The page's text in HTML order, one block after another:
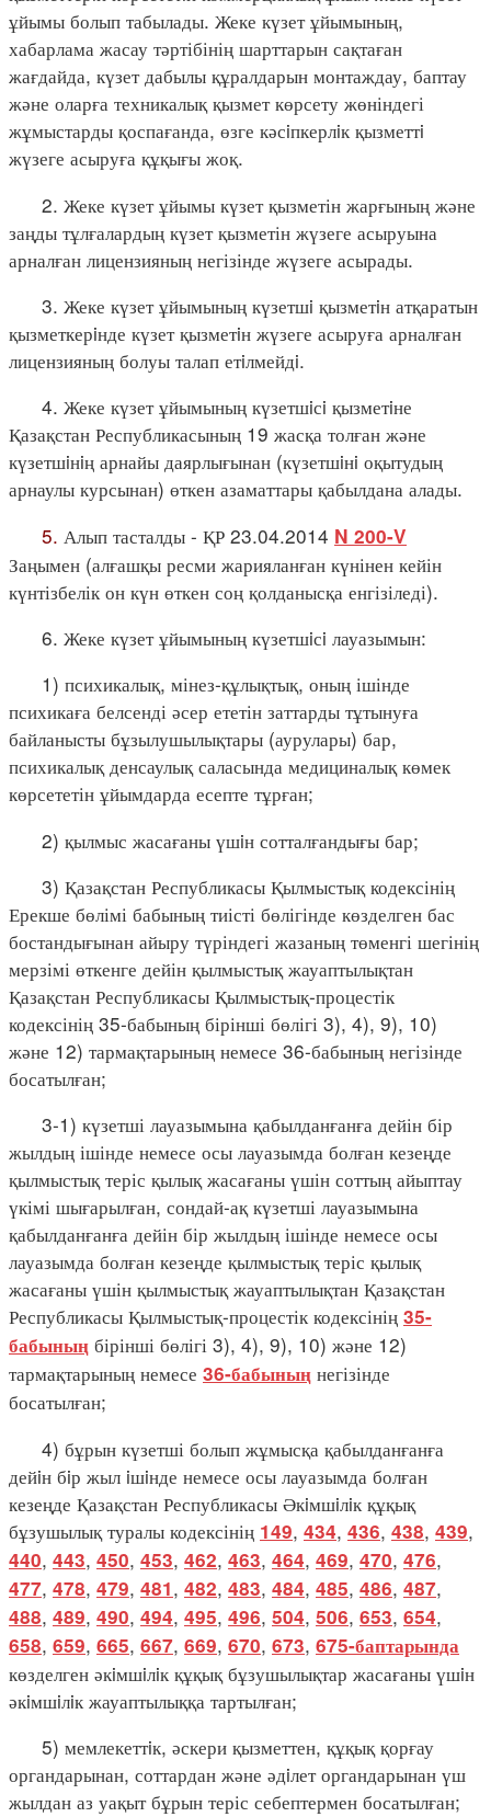
ұйымы болып табылады. Жеке күзет ұйымының,
хабарлама жасау тәртібінің шарттарын сақтаған
жағдайда, күзет дабылы құралдарын монтаждау, баптау
және оларға техникалық қызмет көрсету жөніндегі
жұмыстарды қоспағанда, өзге кәсiпкерлiк қызметтi
жүзеге асыруға құқығы жоқ.
2. Жеке күзет ұйымы күзет қызметін жарғының және
заңды тұлғалардың күзет қызметін жүзеге асыруына
арналған лицензияның негізінде жүзеге асырады.
3. Жеке күзет ұйымының күзетшi қызметiн атқаратын
қызметкерiнде күзет қызметiн жүзеге асыруға арналған
лицензияның болуы талап етiлмейдi.
4. Жеке күзет ұйымының күзетшiсi қызметiне
Қазақстан Республикасының 19 жасқа толған және
күзетшiнiң арнайы даярлығынан (күзетшiнi оқытудың
арнаулы курсынан) өткен азаматтары қабылдана алады.
5. Алып тасталды - ҚР 23.04.2014 N 200-V
Заңымен (алғашқы ресми жарияланған күнінен кейін
күнтізбелік он күн өткен соң қолданысқа енгізіледі).
6. Жеке күзет ұйымының күзетшiсi лауазымын:
1) психикалық, мінез-құлықтық, оның ішінде
психикаға белсенді әсер ететін заттарды тұтынуға
байланысты бұзылушылықтары (аурулары) бар,
психикалық денсаулық саласында медициналық көмек
көрсететін ұйымдарда есепте тұрған;
2) қылмыс жасағаны үшiн сотталғандығы бар;
3) Қазақстан Республикасы Қылмыстық кодексінің
Ерекше бөлімі бабының тиісті бөлігінде көзделген бас
бостандығынан айыру түріндегі жазаның төменгі шегінің
мерзімі өткенге дейін қылмыстық жауаптылықтан
Қазақстан Республикасы Қылмыстық-процестік
кодексінің 35-бабының бірінші бөлігі 3), 4), 9), 10)
және 12) тармақтарының немесе 36-бабының негізінде
босатылған;
3-1) күзетші лауазымына қабылданғанға дейін бір
жылдың ішінде немесе осы лауазымда болған кезеңде
қылмыстық теріс қылық жасағаны үшін соттың айыптау
үкімі шығарылған, сондай-ақ күзетші лауазымына
қабылданғанға дейін бір жылдың ішінде немесе осы
лауазымда болған кезеңде қылмыстық теріс қылық
жасағаны үшін қылмыстық жауаптылықтан Қазақстан
Республикасы Қылмыстық-процестік кодексінің 35-
бабының бірінші бөлігі 3), 4), 9), 10) және 12)
тармақтарының немесе 36-бабының негізінде
босатылған;
4) бұрын күзетші болып жұмысқа қабылданғанға
дейiн бiр жыл iшiнде немесе осы лауазымда болған
кезеңде Қазақстан Республикасы Әкiмшiлiк құқық
бұзушылық туралы кодексінің 149, 434, 436, 438, 439,
440, 443, 450, 453, 462, 463, 464, 469, 470, 476,
477, 478, 479, 481, 482, 483, 484, 485, 486, 487,
488, 489, 490, 494, 495, 496, 504, 506, 653, 654,
658, 659, 665, 667, 669, 670, 673, 675-баптарында
көзделген әкiмшiлiк құқық бұзушылықтар жасағаны үшiн
әкiмшiлiк жауаптылыққа тартылған;
5) мемлекеттiк, әскери қызметтен, құқық қорғау
органдарынан, соттардан және әдiлет органдарынан үш
жылдан аз уақыт бұрын теріс себептермен босатылған;